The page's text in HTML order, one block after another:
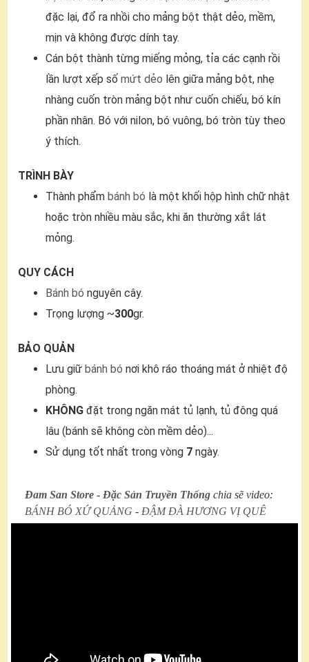
đặc lại, đổ ra nhồi cho mảng bột thật dẻo, mềm,
mịn và không được dính tay.
Cán bột thành từng miếng mỏng, tỉa các cạnh rồi
lần lượt xếp số mứt dẻo lên giữa mảng bột, nhẹ
nhàng cuốn tròn mảng bột như cuốn chiếu, bó kín
phần nhân. Bó với nilon, bó vuông, bó tròn tùy theo
ý thích.
TRÌNH BÀY
Thành phẩm bánh bó là một khối hộp hình chữ nhật
hoặc tròn nhiều màu sắc, khi ăn thường xắt lát
mỏng.
QUY CÁCH
Bánh bó nguyên cây.
Trọng lượng ~300gr.
BẢO QUẢN
Lưu giữ bánh bó nơi khô ráo thoáng mát ở nhiệt độ
phòng.
KHÔNG đặt trong ngăn mát tủ lạnh, tủ đông quá
lâu (bánh sẽ không còn mềm dẻo)...
Sử dụng tốt nhất trong vòng 7 ngày.
Đam San Store - Đặc Sản Truyền Thống chia sẽ video:
BÁNH BÓ XỨ QUẢNG - ĐẬM ĐÀ HƯƠNG VỊ QUÊ